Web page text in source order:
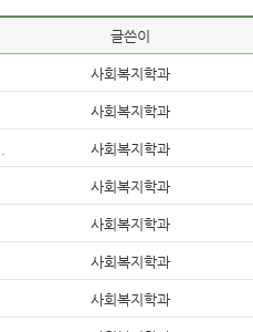
글쓴이
사회복지학과
사회복지학과
사회복지학과
사회복지학과
사회복지학과
사회복지학과
사회복지학과